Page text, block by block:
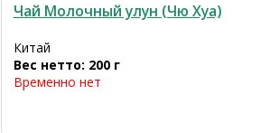
Чай Молочный улун (Чю Хуа)
Китай
Вес нетто: 200 г
Временно нет